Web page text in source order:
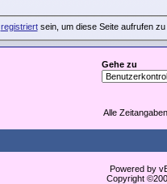
registriertsein, um diese Seite aufrufen zu
Gehe zu
Alle
Powered by
Copyright